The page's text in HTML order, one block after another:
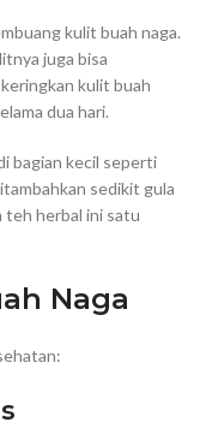
kulit buah naga.
juga bisa
kulit buah
dua hari.
bagian kecil seperti
sedikit gula
teh herbal ini satu
Naga